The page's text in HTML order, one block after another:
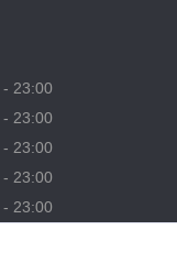
23:00
23:00
23:00
23:00
23:00